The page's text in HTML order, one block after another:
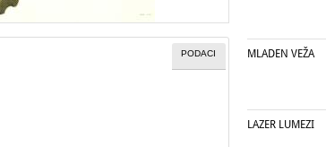
PODACI MLADEN VEŽA
LAZER LUMEZI